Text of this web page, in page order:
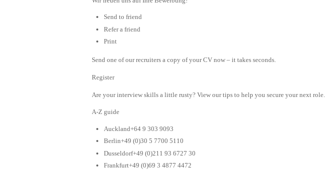
Send to friend
Refer a friend
Print
Send one of our recruiters a copy of your CV now – it takes seconds.
Register
Are your interview skills a little rusty? View our tips to help you secure your next role.
A-Z guide
Auckland+64 9 303 9093
Berlin+49 (0)30 5 7700 5110
Dusseldorf+49 (0)211 93 6727 30
Frankfurt+49 (0)69 3 4877 4472